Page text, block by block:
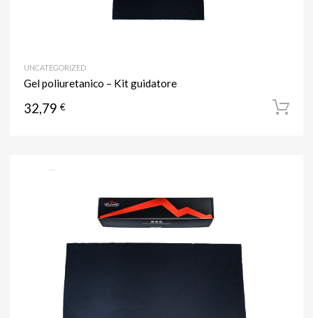
UNCATEGORIZED
Gel poliuretanico – Kit guidatore
32,79 €